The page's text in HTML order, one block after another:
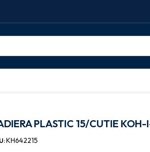
PLASTIC 15/CUTIE
KH642215